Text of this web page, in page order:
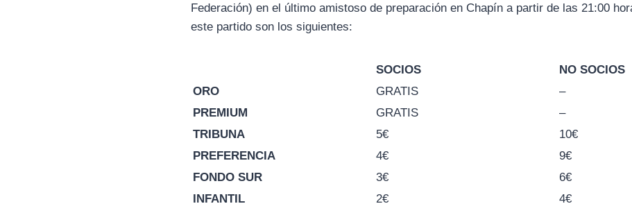
Federación) en el último amistoso de preparación en Chapín a partir de las 21:00
este partido son los siguientes:
SOCIOS
NO SOCIOS
ORO
GRATIS
–
PREMIUM
GRATIS
–
TRIBUNA
5€
10€
PREFERENCIA
4€
9€
FONDO SUR
3€
6€
INFANTIL
2€ 4€